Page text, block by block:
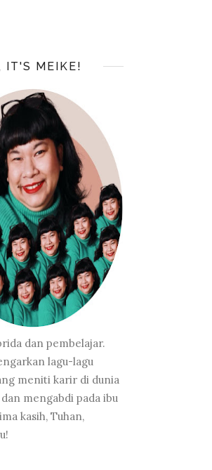
IT'S MEIKE!
dan pembelajar.
lagu-lagu
meniti karir di dunia
mengabdi pada ibu
kasih, Tuhan,